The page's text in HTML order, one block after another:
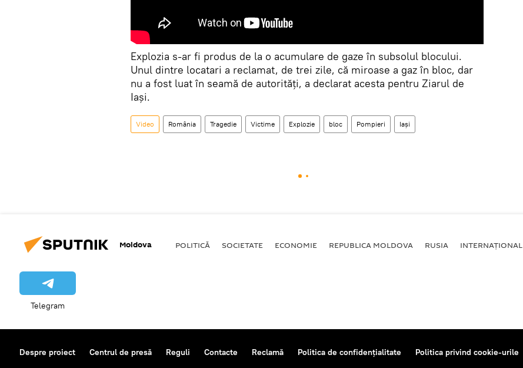
Explozia s-ar fi produs de la o acumulare de gaze în subsolul blocului.
Unul dintre locatari a reclamat, de trei zile, că miroase a gaz în bloc, dar
nu a fost luat în seamă de autorități, a declarat acesta pentru Ziarul de
Iași.
Video România Tragedie Victime Explozie bloc Pompieri Iași
Moldova POLITICĂ SOCIETATE ECONOMIE REPUBLICA MOLDOVA RUSIA INTERNAȚIONAL
Telegram
Despre proiect Centrul de presă Reguli Contacte Reclamă Politica de confidențialitate Politica privind cookie-urile